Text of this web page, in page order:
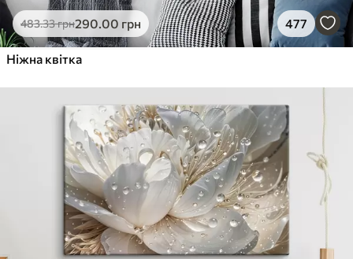
483.33грн290.00 грн 477
Ніжна квітка